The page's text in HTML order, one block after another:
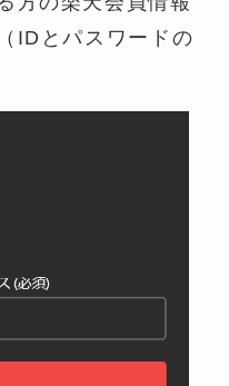
IDとパスワードの